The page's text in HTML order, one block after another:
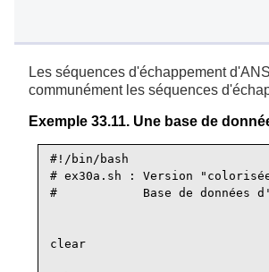
Les séquences d'échappement
communément les séquences
Exemple 33.11. Une base de
#!/bin/bash
# ex30a.sh : Version
#            Base de données
clear